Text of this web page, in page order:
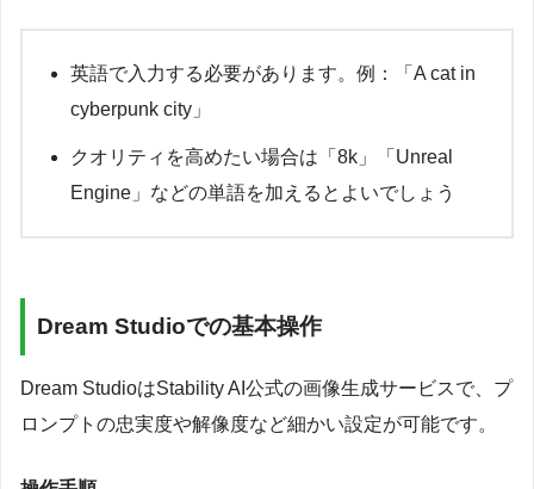
英語で入力する必要があります。例：「A cat in
cyberpunk city」
クオリティを高めたい場合は「8k」「Unreal
Engine」などの単語を加えるとよいでしょう
Dream Studioでの基本操作
Dream StudioはStability AI公式の画像生成サービスで、プ
ロンプトの忠実度や解像度など細かい設定が可能です。